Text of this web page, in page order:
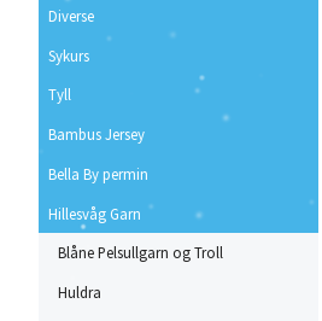
Diverse
Sykurs
Tyll
Bambus Jersey
Bella By permin
Hillesvåg Garn
Blåne Pelsullgarn og Troll
Huldra